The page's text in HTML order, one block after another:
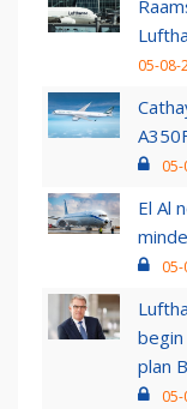
05-08-
El Al
plan B